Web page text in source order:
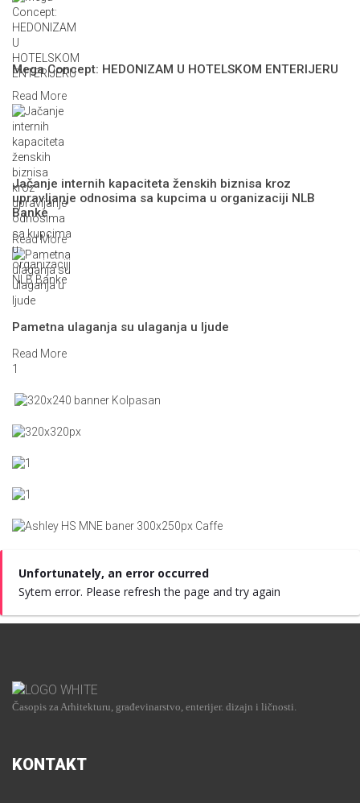
Mega Concept: HEDONIZAM U HOTELSKOM ENTERIJERU
Read More
Jačanje internih kapaciteta ženskih biznisa kroz
upravljanje odnosima sa kupcima u organizaciji NLB
Banke
Read More
Pametna ulaganja su ulaganja u ljude
Read More
1
Unfortunately, an error occurred
Sytem error. Please refresh the page and try again
Časopis za Arhitekturu, građevinarstvo, enterijer. dizajn i ličnosti.
KONTAKT